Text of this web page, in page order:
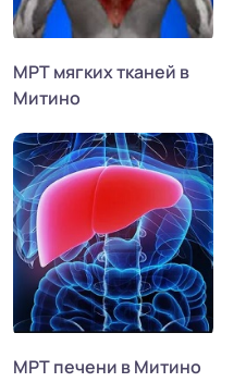
МРТ мягких тканей в
Митино
МРТ печени в Митино